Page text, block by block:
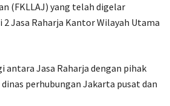
(FKLLAJ) yang telah digelar
Jasa Raharja Kantor Wilayah Utama
Jasa Raharja dengan pihak
perhubungan Jakarta pusat dan